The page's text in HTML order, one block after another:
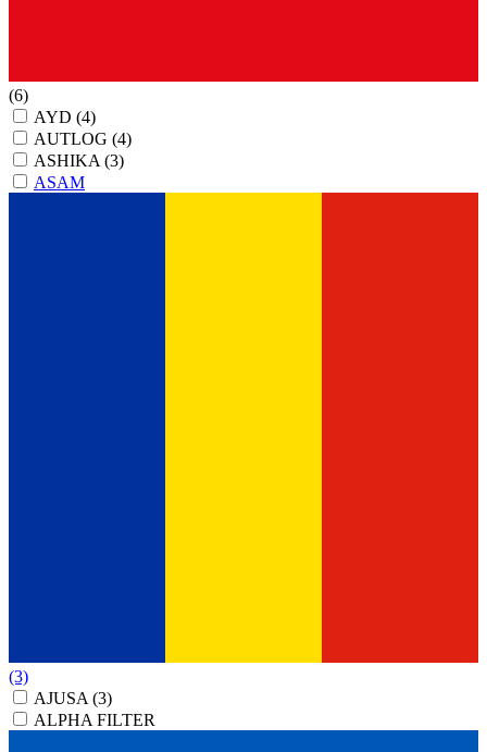
(6)
AYD (4)
AUTLOG (4)
ASHIKA (3)
ASAM
(3)
AJUSA (3)
ALPHA FILTER